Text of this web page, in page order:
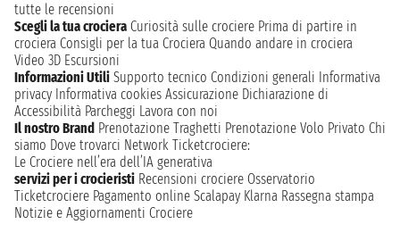
tutte le recensioni
Scegli la tua crociera Curiosità sulle crociere Prima di partire in
crociera Consigli per la tua Crociera Quando andare in crociera
Video 3D Escursioni
Informazioni Utili Supporto tecnico Condizioni generali Informativa
privacy Informativa cookies Assicurazione Dichiarazione di
Accessibilità Parcheggi Lavora con noi
Il nostro Brand Prenotazione Traghetti Prenotazione Volo Privato Chi
siamo Dove trovarci Network Ticketcrociere:
Le Crociere nell’era dell’IA generativa
servizi per i crocieristi Recensioni crociere Osservatorio
Ticketcrociere Pagamento online Scalapay Klarna Rassegna stampa
Notizie e Aggiornamenti Crociere